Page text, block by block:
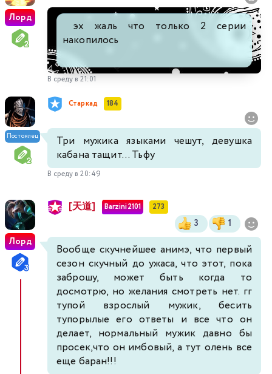
Лорд
эх жаль что только 2 серии
накопилось
В среду в 21:01
Постоялец
Старкад 184
Три мужика языками чешут, девушка
кабана тащит... Тьфу
В среду в 20:49
Лорд
[天道] Barzini2101 273
3 1
Вообще скучнейшее анимэ, что первый
сезон скучный до ужаса, что этот, пока
заброшу, может быть когда то
досмотрю, но желания смотреть нет. гг
тупой взрослый мужик, бесить
тупорылые его ответы и все что он
делает, нормальный мужик давно бы
просек,что он имбовый, а тут олень все
еще баран!!!